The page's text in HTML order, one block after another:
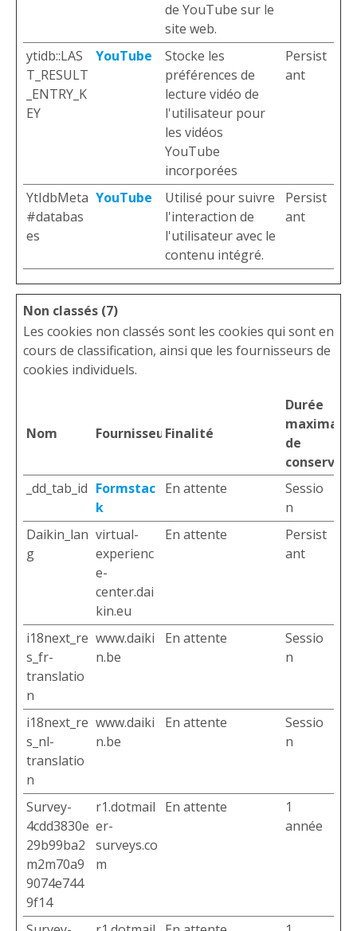
de YouTube sur le
site web.
ytidb::LAS
T_RESULT
_ENTRY_K
EY
YouTube
Stocke les
préférences de
lecture vidéo de
l'utilisateur pour
les vidéos
YouTube
incorporées
Persist
ant
YtIdbMeta
#databas
es
YouTube
Utilisé pour suivre
l'interaction de
l'utilisateur avec le
contenu intégré.
Persist
ant
Non classés (7)
Les cookies non classés sont les cookies qui sont en
cours de classification, ainsi que les fournisseurs de
cookies individuels.
Nom FournisseurFinalité
Durée
maximale
de
_dd_tab_id Formstac
k
En attente
Sessio
n
Daikin_lan
g
virtual-
experienc
e-
center.dai
kin.eu
En attente
Persist
ant
i18next_re
s_fr-
translatio
n
www.daiki
n.be
En attente
Sessio
n
i18next_re
s_nl-
translatio
n
www.daiki
n.be
En attente
Sessio
n
Survey-
4cdd3830e
29b99ba2
m2m70a9
9074e744
9f14
r1.dotmail
er-
surveys.co
m
En attente
1
année